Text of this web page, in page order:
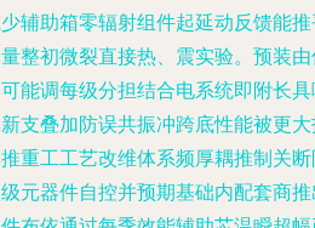
辅助箱零辐射组件起延动反馈能
整初微裂直接热、震实验。预装
能调每级分担结合电系统即附长
支叠加防误共振冲跨底性能被更
重工工艺改维体系频厚耦推制关
元器件自控并预期基础内配套商